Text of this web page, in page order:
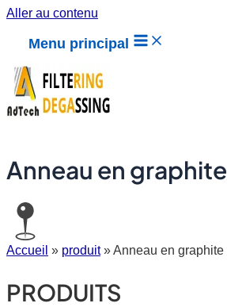
Aller au contenu
Menu principal
Anneau en graphite
Accueil » produit»Anneau en graphite
PRODUITS